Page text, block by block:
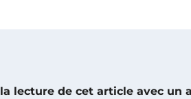
lecture de cet article avec un